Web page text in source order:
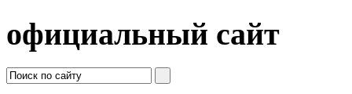
официальный сайт